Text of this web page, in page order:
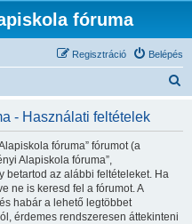
fóruma
Belépés
Regisztráció
- Használati feltételek
fóruma” fórumot (a
Alapiskola fóruma”,
betartod az alábbi feltételeket. Ha
ne is keresd fel a fórumot. A
habár a lehető legtöbbet
érdemes rendszeresen áttekinteni